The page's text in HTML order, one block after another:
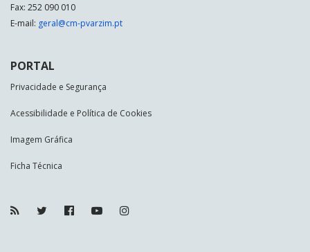
Fax: 252 090 010
E-mail: geral@cm-pvarzim.pt
PORTAL
Privacidade e Segurança
Acessibilidade e Política de Cookies
Imagem Gráfica
Ficha Técnica